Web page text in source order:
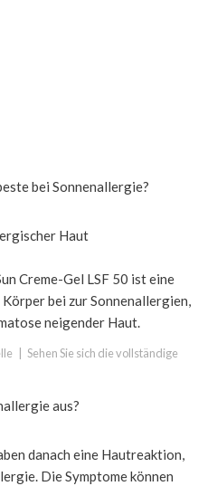
bei Sonnenallergie?
Haut
Creme-Gel LSF 50 ist eine
bei zur Sonnenallergien,
neigender Haut.
Sehen Sie sich die vollständige
aus?
danach eine Hautreaktion,
Die Symptome können